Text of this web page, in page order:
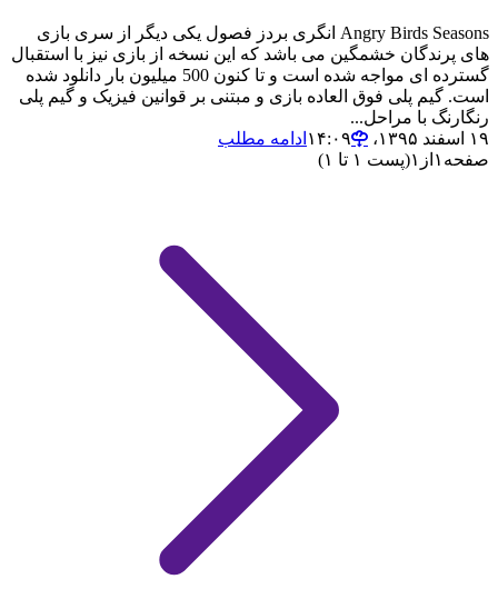
Angry Birds Seasons انگری بردز فصول یکی دیگر از سری بازی
های پرندگان خشمگین می باشد که این نسخه از بازی نیز با استقبال
گسترده ای مواجه شده است و تا کنون 500 میلیون بار دانلود شده
است. گیم پلی فوق العاده بازی و مبتنی بر قوانین فیزیک و گیم پلی
رنگارنگ با مراحل...
۱۹ اسفند ۱۳۹۵،‏ ۱۴:۰۹
ادامه مطلب
صفحه ۱ از ۱(پست ۱ تا ۱)